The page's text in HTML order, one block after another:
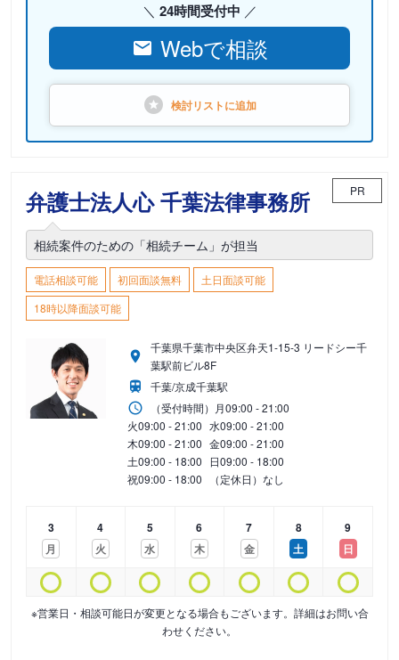
24時間受付中
Webで相談
検討リストに追加
弁護士法人心 千葉法律事務所 PR
相続案件のための「相続チーム」が担当
電話相談可能 初回面談無料
土日面談可能
18時以降面談可能
千葉県千葉市中央区弁天1-15-3 リードシー千
葉駅前ビル8F
千葉/京成千葉駅
（受付時間） 月09:00 - 21:00
火09:00 - 21:00 水09:00 - 21:00
木09:00 - 21:00 金09:00 - 21:00
土09:00 - 18:00 日09:00 - 18:00
祝09:00 - 18:00 （定休日）なし
3
月
4
火
5
水
6
木
7
金
8
土
9
日
※営業日・相談可能日が変更となる場合もございます。詳細はお問い合
わせください。